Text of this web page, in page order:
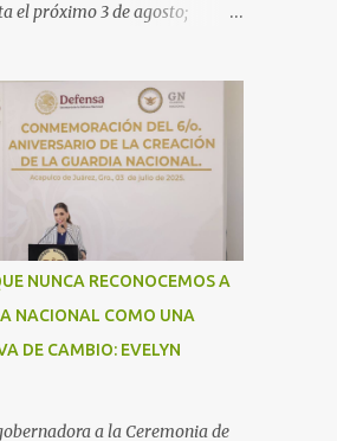
el próximo 3 de agosto;
que retornan al país
listo para recibirlos con el
los brazos abiertos”, señala la
Gro., 3 de julio de
objetivo de informar, orientar
su ingreso, estancia y
territorio nacional a los
retornan a México durante
de verano, la gobernadora
Pineda y el comisionado del
de Migración (INM),
NUNCA RECONOCEMOS A
NACIONAL COMO UNA
DE CAMBIO: EVELYN
a la Ceremonia de